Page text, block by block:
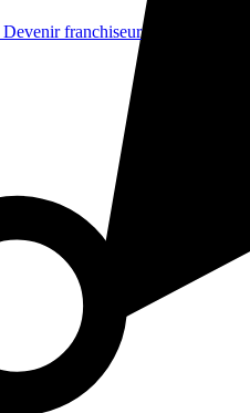
Devenir franchiseur